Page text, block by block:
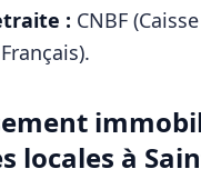
: CNBF
.
locales à